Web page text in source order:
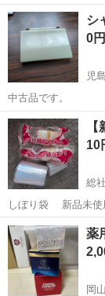
こちら まずはお客
に楽しくおしゃべり
もありませんので未
アルバイト・パート
シ
0円
児
中古品です。
岡山 倉敷市
10
総
岡山 総社市
薬
岡